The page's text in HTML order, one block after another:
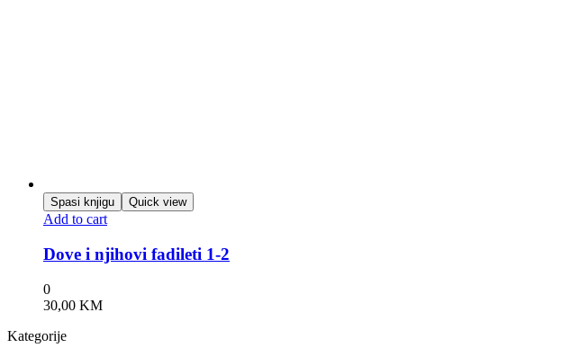
Spasi knjigu Quick view
Add to cart
Dove i njihovi fadileti 1-2
0
30,00 KM
Kategorije